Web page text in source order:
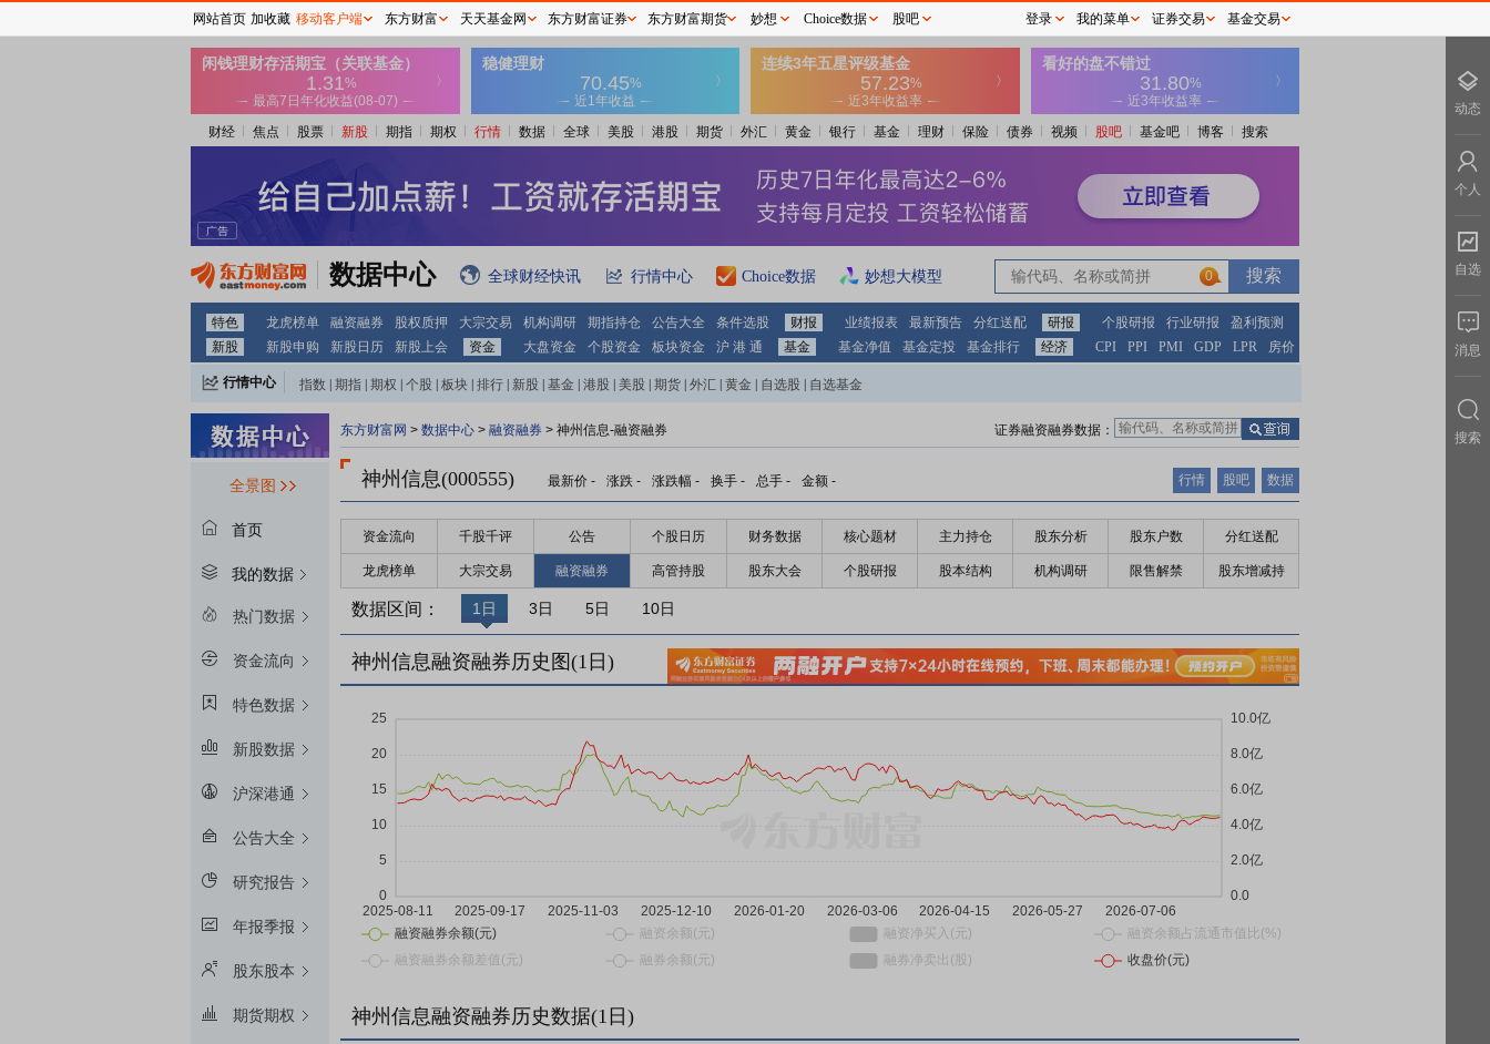
财经 焦点 股票 新股 期指 期权 行情 数据 全球 美股 港股 期货 外汇 黄金 银行 基金 理财 保险 债券 视频 股吧 基金吧 博客 搜索
数据中心 全球财经快讯 行情中心 Choice数据 妙想大模型 0
特色 龙虎榜单 融资融券 股权质押 大宗交易 机构调研 期指持仓 公告大全 条件选股 财报 业绩报表 最新预告 分红送配 研报 个股研报 行业研报
盈利预测
新股
新股申购 新股日历 新股上会 资金 大盘资金 个股资金 板块资金 沪 港 通 基金 基金净值 基金定投 基金排行 经济 CPI PPI PMI GDP LPR 房价
行情中心 指数 期指 期权 个股 板块 排行 新股 基金 港股 美股 期货 外汇 黄金 自选股 自选基金
全景图
首页
我的数据
热门数据
资金流向
特色数据
新股数据
沪深港通
公告大全
研究报告
年报季报
股东股本
期货期权
东方财富网 > 数据中心 > 融资融券 > 神州信息-融资融券 证券融资融券数据：
神州信息(000555) 最新价 - 涨跌 - 涨跌幅 - 换手 - 总手 - 金额 - 行情 股吧 数据
资金流向 千股千评 公告 个股日历 财务数据 核心题材 主力持仓 股东分析 股东户数 分红送配
龙虎榜单 大宗交易 融资融券 高管持股 股东大会 个股研报 股本结构 机构调研 限售解禁 股东增减持
数据区间： 1日 3日 5日 10日
神州信息融资融券历史图(1 日)
神州信息融资融券历史数据(1 日)
网站首页 加收藏 移动客户端 东方财富 天天基金网 东方财富证券 东方财富期货 妙想 Choice数据 股吧 登录 我的菜单 证券交易 基金交易
动态
个人
自选
消息
搜索